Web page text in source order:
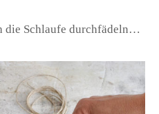
die Schlaufe durchfädeln…